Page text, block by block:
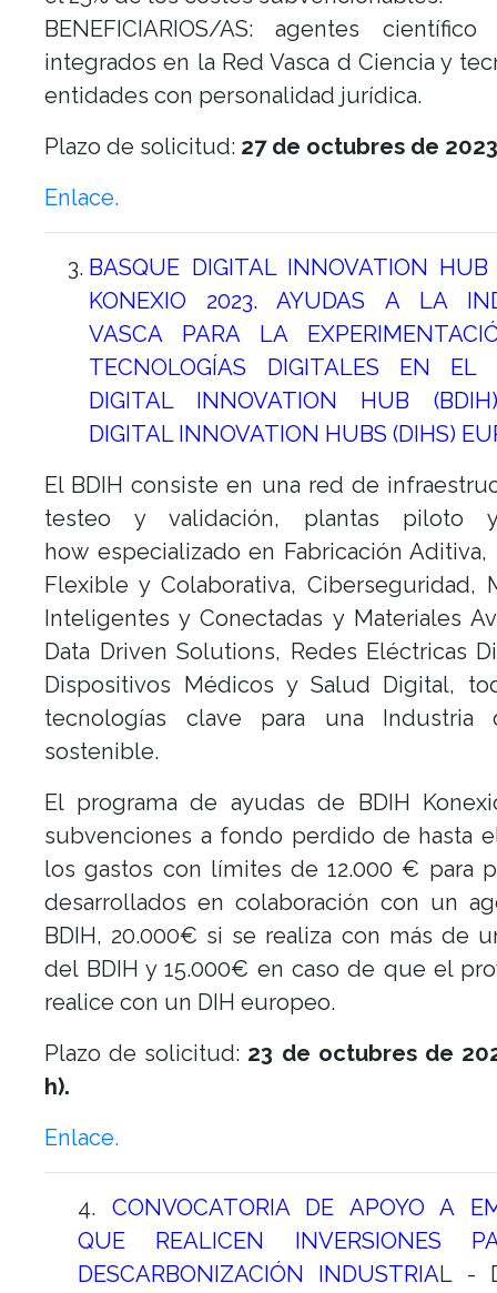
BENEFICIARIOS/AS: agentes científico
integrados en la Red Vasca d Ciencia y
entidades con personalidad jurídica.
Plazo de solicitud: 27 de octubres de
Enlace.
BASQUE DIGITAL INNOVATION
KONEXIO 2023. AYUDAS A LA
VASCA PARA LA
TECNOLOGÍAS DIGITALES EN EL
DIGITAL INNOVATION HUB
DIGITAL INNOVATION HUBS (DIHS)
El BDIH consiste en una red de
testeo y validación, plantas piloto
how especializado en Fabricación Aditiva,
Flexible y Colaborativa, Ciberseguridad,
Inteligentes y Conectadas y Materiales
Data Driven Solutions, Redes Eléctricas
Dispositivos Médicos y Salud Digital,
tecnologías clave para una Industria
sostenible.
El programa de ayudas de BDIH
subvenciones a fondo perdido de hasta
los gastos con límites de 12.000 € para
desarrollados en colaboración con un
BDIH, 20.000€ si se realiza con más de
del BDIH y 15.000€ en caso de que el
realice con un DIH europeo.
Plazo de solicitud: 23 de octubres de
h).
Enlace.
4. CONVOCATORIA DE APOYO A
QUE REALICEN INVERSIONES
DESCARBONIZACIÓN INDUSTRIAL -